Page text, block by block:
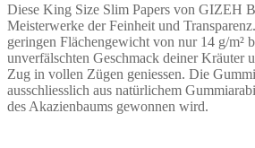
Diese King Size Slim Papers von GIZEH
Meisterwerke der Feinheit und
geringen Flächengewicht von nur 14 g/m²
unverfälschten Geschmack deiner Kräuter
Zug in vollen Zügen geniessen. Die
ausschliesslich aus natürlichem
des Akazienbaums gewonnen wird.